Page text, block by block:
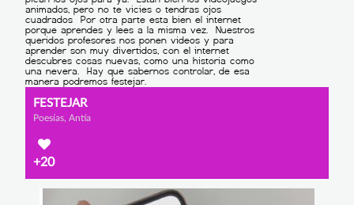
FESTEJAR
Poesías, Antía
+20